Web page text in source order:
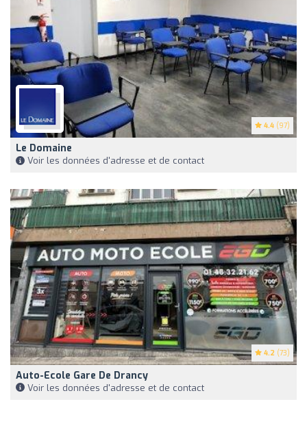
4.4 (97)
Le Domaine
Voir les données d'adresse et de contact
4.2 (73)
Auto-Ecole Gare De Drancy
Voir les données d'adresse et de contact